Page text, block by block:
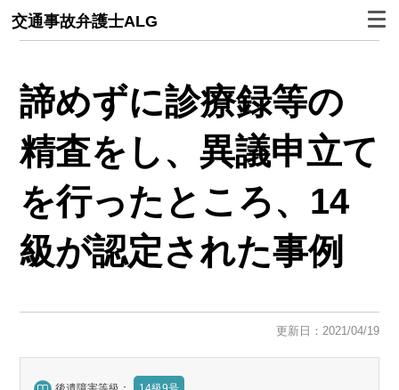
交通事故弁護士ALG
諦めずに診療録等の
精査をし、異議申立て
を行ったところ、14
級が認定された事例
更新日：2021/04/19